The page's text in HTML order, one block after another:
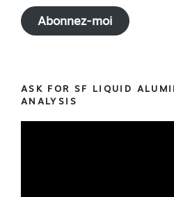
Abonnez-moi
ASK FOR SF LIQUID
ANALYSIS